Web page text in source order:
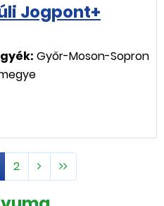
Jogpont+
Győr-Moson-Sopron
2